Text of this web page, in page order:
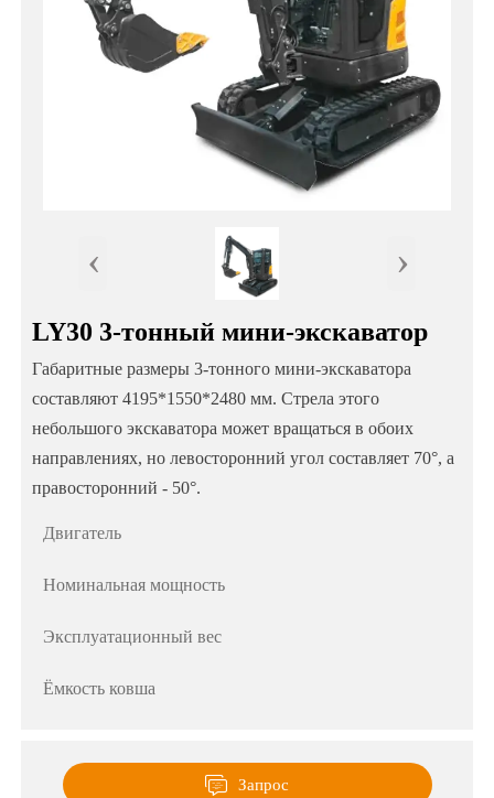
‹ ›
LY30 3-тонный мини-экскаватор
Габаритные размеры 3-тонного мини-экскаватора
составляют 4195*1550*2480 мм. Стрела этого
небольшого экскаватора может вращаться в обоих
направлениях, но левосторонний угол составляет 70°, а
правосторонний - 50°.
Двигатель
Номинальная мощность
Эксплуатационный вес
Ёмкость ковша
 Запрос